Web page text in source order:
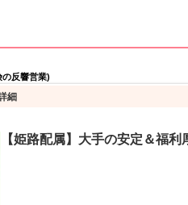
反響営業)
細
【姫路配属】大手の安定＆福